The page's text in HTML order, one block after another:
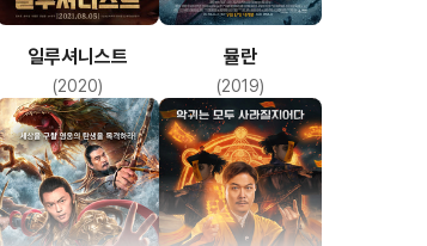
일루셔니스트
(2020)
뮬란
(2019)